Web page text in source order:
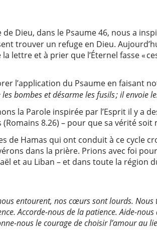
de Dieu, dans le Psaume 46, nous a
trouver un refuge en Dieu.
lettre et à prier que l’Éternel fasse «
l’application du Psaume en faisant
bombes et désarme les fusils ; il envoie
la Parole inspirée par l’Esprit il y a
8.26) – pour que sa vérité soit
de Hamas qui ont conduit à ce cycle
dans la prière. Prions avec foi
et au Liban – et dans toute la région
entourent, nos cœurs sont lourds.
Accorde-nous de la patience. Aide-
nous le courage de choisir l’amour au